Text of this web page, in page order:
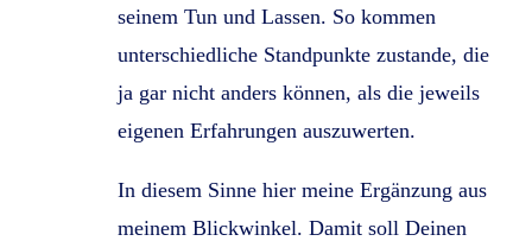
seinem Tun und Lassen. So kommen
unterschiedliche Standpunkte zustande, die
ja gar nicht anders können, als die jeweils
eigenen Erfahrungen auszuwerten.
In diesem Sinne hier meine Ergänzung aus
meinem Blickwinkel. Damit soll Deinen